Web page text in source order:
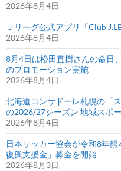
2026年8月4日
Ｊリーグ公式アプリ「Club
2026年8月4日
8月4日は松田直樹さんの命日
のプロモーション実施
2026年8月4日
北海道コンサドーレ札幌の「
の2026/27シーズン 地域スポ
2026年8月4日
日本サッカー協会が令和8年
復興支援金」募金を開始
2026年8月3日